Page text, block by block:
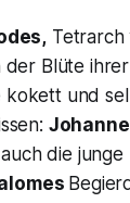
Tetrarch
der Blüte
kokett und
die junge